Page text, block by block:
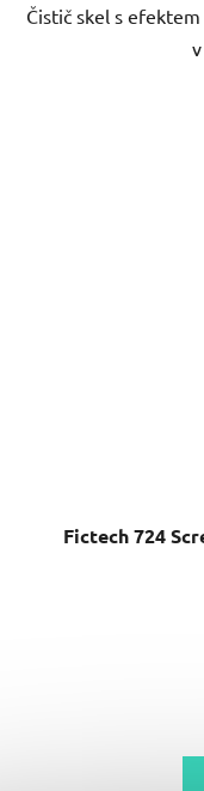
Čistič skel s
Fictech 724